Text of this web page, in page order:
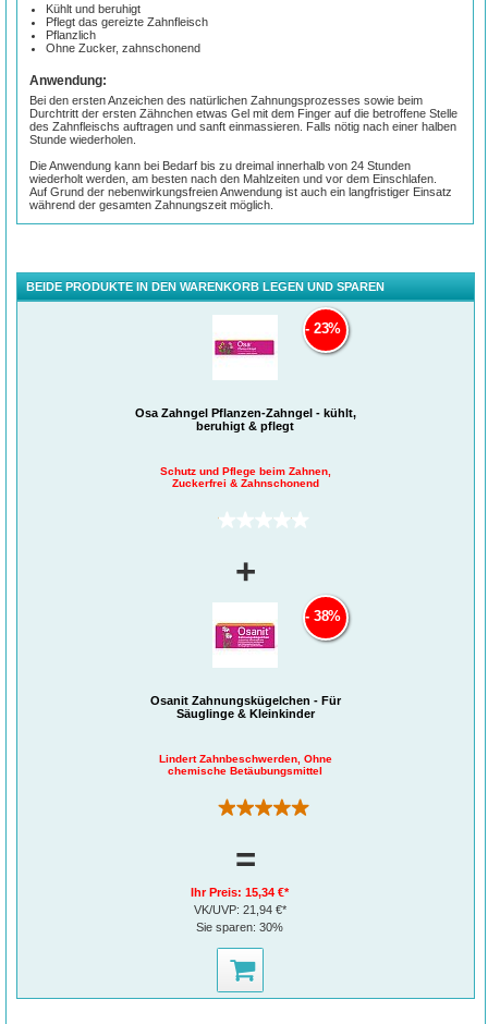
Kühlt und beruhigt
Pflegt das gereizte Zahnfleisch
Pflanzlich
Ohne Zucker, zahnschonend
Anwendung:
Bei den ersten Anzeichen des natürlichen Zahnungsprozesses sowie beim
Durchtritt der ersten Zähnchen etwas Gel mit dem Finger auf die betroffene Stelle
des Zahnfleischs auftragen und sanft einmassieren. Falls nötig nach einer halben
Stunde wiederholen.
Die Anwendung kann bei Bedarf bis zu dreimal innerhalb von 24 Stunden
wiederholt werden, am besten nach den Mahlzeiten und vor dem Einschlafen.
Auf Grund der nebenwirkungsfreien Anwendung ist auch ein langfristiger Einsatz
während der gesamten Zahnungszeit möglich.
BEIDE PRODUKTE IN DEN WARENKORB LEGEN UND SPAREN
Osa Zahngel Pflanzen-Zahngel - kühlt,
beruhigt & pflegt
Schutz und Pflege beim Zahnen,
Zuckerfrei & Zahnschonend
(0)
23%
+
Osanit Zahnungskügelchen - Für
Säuglinge & Kleinkinder
Lindert Zahnbeschwerden, Ohne
chemische Betäubungsmittel
(1)
38%
=
Ihr Preis:15,34 €*
VK/UVP: 21,94 €*
Sie sparen:30%